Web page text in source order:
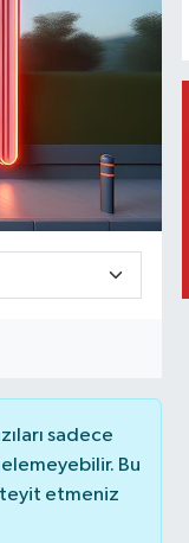
sadece
Bu
teyit etmeniz